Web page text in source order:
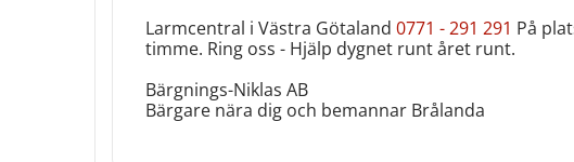
Larmcentral i Västra Götaland 0771 - 291 291 På
timme. Ring oss - Hjälp dygnet runt året runt‎.
Bärgnings-Niklas AB
Bärgare nära dig och bemannar Brålanda